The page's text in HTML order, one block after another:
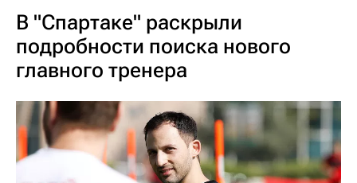
В "Спартаке" раскрыли
подробности поиска нового
главного тренера